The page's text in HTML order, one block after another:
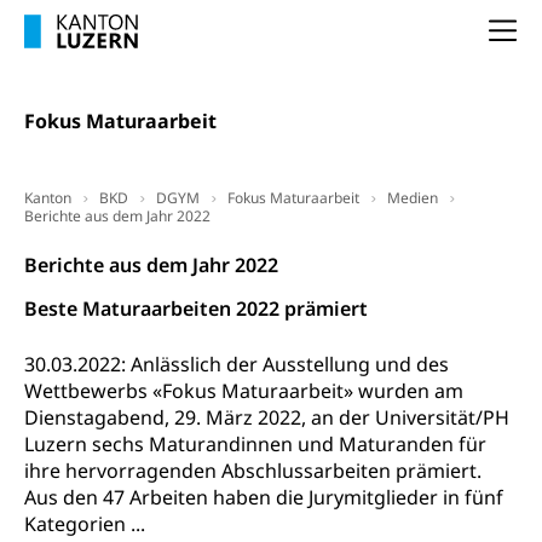
Fokus Maturaarbeit
Kanton BKD DGYM Fokus Maturaarbeit
Medien
Berichte aus dem Jahr 2022
Berichte aus dem Jahr 2022
Beste Maturaarbeiten 2022 prämiert
30.03.2022: Anlässlich der Ausstellung und des
Wettbewerbs «Fokus Maturaarbeit» wurden am
Dienstagabend, 29. März 2022, an der Universität/PH
Luzern sechs Maturandinnen und Maturanden für
ihre hervorragenden Abschlussarbeiten prämiert.
Aus den 47 Arbeiten haben die Jurymitglieder in fünf
Kategorien ...
Konsumentenrechte, Produktsicherheit,
internationale Erschöpfung, Preisabsprache, Kartell,
Lebensmittelkontrolle und
Verbraucherschutz
Krankenversicherung
Krankheit, Unfall, Prämienverbilligung,
Prämienverbilligung (WAS Luzern)
Obligatorische Krankenversicherung (WAS
Luzern)
Kranken- und Unfallversicherung
sichere Lebensmittel, Lebensmittelkontrolle,
Lebensmittelhygiene, Produktesicherheit
Trinkwasser
Lebensmittel
Prävention
Gesundheitsvorsorge, Wellness, Unfallverhütung,
Suchtprävention, Alkoholprävention,